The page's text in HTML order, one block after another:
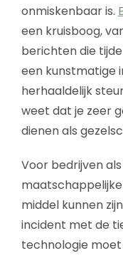
onmiskenbaar is.
een kruisboog,
berichten die
een kunstmatige
herhaaldelijk
weet dat je zeer
dienen als
Voor bedrijven
middel kunnen
incident met de
technologie moet